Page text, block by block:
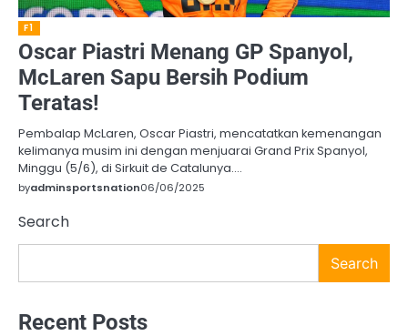
F1
Oscar Piastri Menang GP Spanyol,
McLaren Sapu Bersih Podium
Teratas!
Pembalap McLaren, Oscar Piastri, mencatatkan kemenangan
kelimanya musim ini dengan menjuarai Grand Prix Spanyol,
Minggu (5/6), di Sirkuit de Catalunya.…
byadminsportsnation06/06/2025
Search
Search
Recent Posts